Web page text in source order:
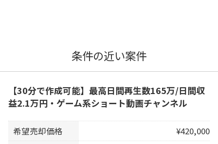
条件の近い案件
【30分で作成可能】最高日間再生数165万/日間収
益2.1万円・ゲーム系ショート動画チャンネル
希望売却価格
¥420,000